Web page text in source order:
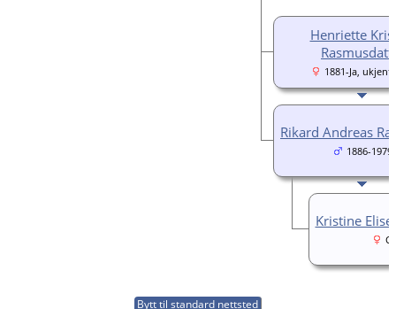
Henriette
1881-Ja, ukjent
Rikard Andreas
1886-1979
Kristine
Bytt til standard nettsted